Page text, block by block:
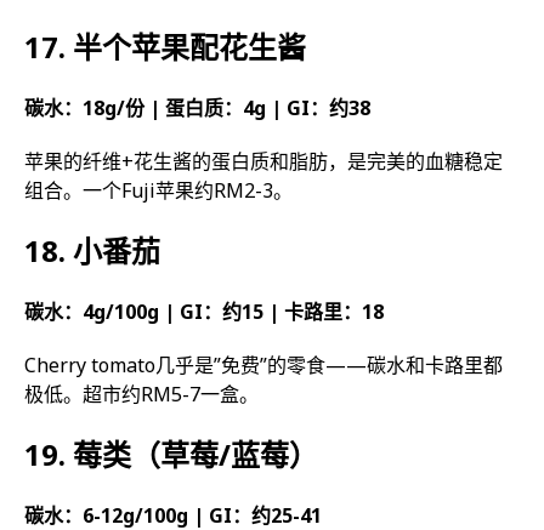
17. 半个苹果配花生酱
碳水：18g/份 | 蛋白质：4g | GI：约38
苹果的纤维+花生酱的蛋白质和脂肪，是完美的血糖稳定
组合。一个Fuji苹果约RM2-3。
18. 小番茄
碳水：4g/100g | GI：约15 | 卡路里：18
Cherry tomato几乎是”免费”的零食——碳水和卡路里都
极低。超市约RM5-7一盒。
19. 莓类（草莓/蓝莓）
碳水：6-12g/100g | GI：约25-41